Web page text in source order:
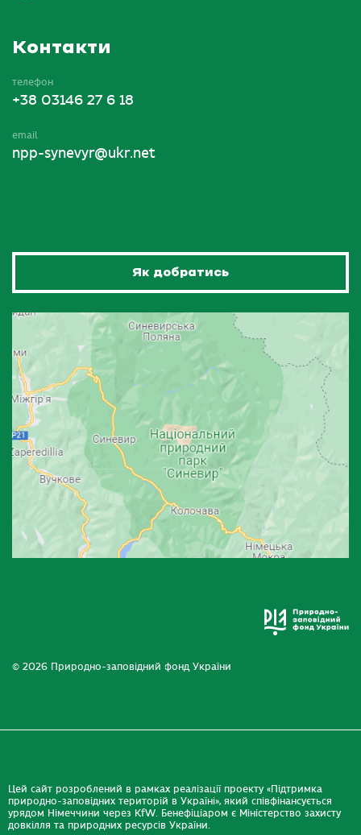
Контакти
телефон
+38 03146 27 6 18
email
npp-synevyr@ukr.net
Як добратись
© 2026 Природно-заповідний фонд України
Цей сайт розроблений в рамках реалізації проекту «Підтримка
природно-заповідних територій в Україні», який співфінансується
урядом Німеччини через KfW. Бенефіціаром є Міністерство захисту
довкілля та природних ресурсів України.